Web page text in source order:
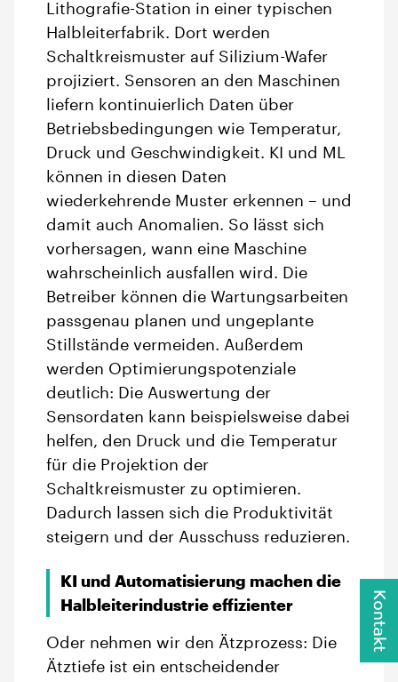
Lithografie-Station in einer typischen
Halbleiterfabrik. Dort werden
Schaltkreismuster auf Silizium-Wafer
projiziert. Sensoren an den Maschinen
liefern kontinuierlich Daten über
Betriebsbedingungen wie Temperatur,
Druck und Geschwindigkeit. KI und ML
können in diesen Daten
wiederkehrende Muster erkennen – und
damit auch Anomalien. So lässt sich
vorhersagen, wann eine Maschine
wahrscheinlich ausfallen wird. Die
Betreiber können die Wartungsarbeiten
passgenau planen und ungeplante
Stillstände vermeiden. Außerdem
werden Optimierungspotenziale
deutlich: Die Auswertung der
Sensordaten kann beispielsweise dabei
helfen, den Druck und die Temperatur
für die Projektion der
Schaltkreismuster zu optimieren.
Dadurch lassen sich die Produktivität
steigern und der Ausschuss reduzieren.
KI und Automatisierung machen die
Halbleiterindustrie effizienter
Oder nehmen wir den Ätzprozess: Die
Ätztiefe ist ein entscheidender
Kontakt